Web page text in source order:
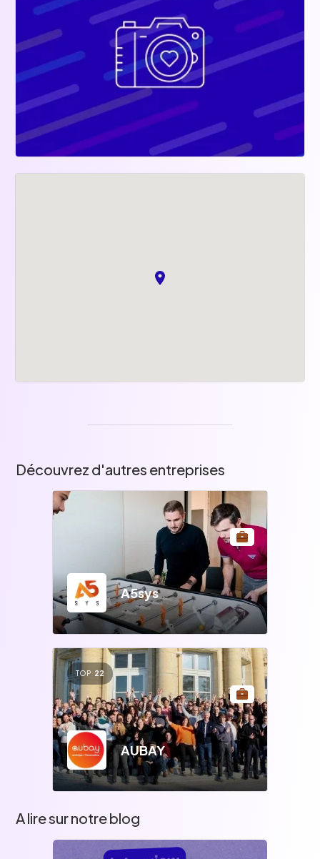
Découvrez d'autres entreprises
A5sys
TOP 22
AUBAY
A lire sur notre blog